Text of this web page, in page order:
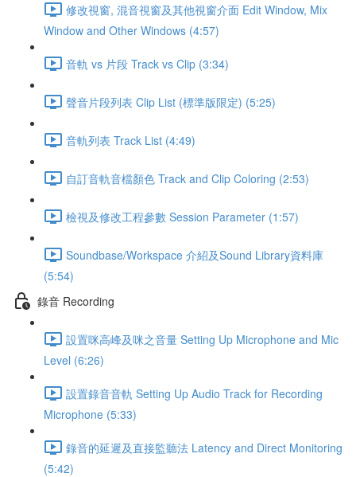
修改視窗, 混音視窗及其他視窗介面 Edit Window, Mix
Window and Other Windows (4:57)
音軌 vs 片段 Track vs Clip (3:34)
聲音片段列表 Clip List (標準版限定) (5:25)
音軌列表 Track List (4:49)
自訂音軌音檔顏色 Track and Clip Coloring (2:53)
檢視及修改工程參數 Session Parameter (1:57)
Soundbase/Workspace 介紹及Sound Library資料庫
(5:54)
錄音 Recording
設置咪高峰及咪之音量 Setting Up Microphone and Mic
Level (6:26)
設置錄音音軌 Setting Up Audio Track for Recording
Microphone (5:33)
錄音的延遲及直接監聽法 Latency and Direct Monitoring
(5:42)